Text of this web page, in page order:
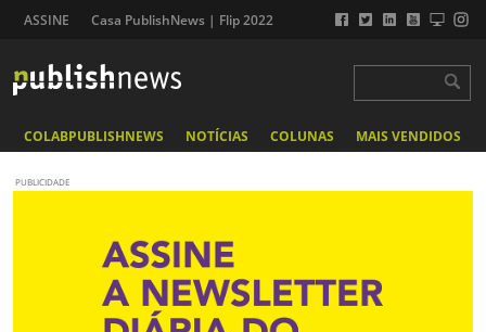
ASSINE Casa PublishNews | Flip 2022
COLABPUBLISHNEWS NOTÍCIAS COLUNAS MAIS VENDIDOS
PUBLICIDADE